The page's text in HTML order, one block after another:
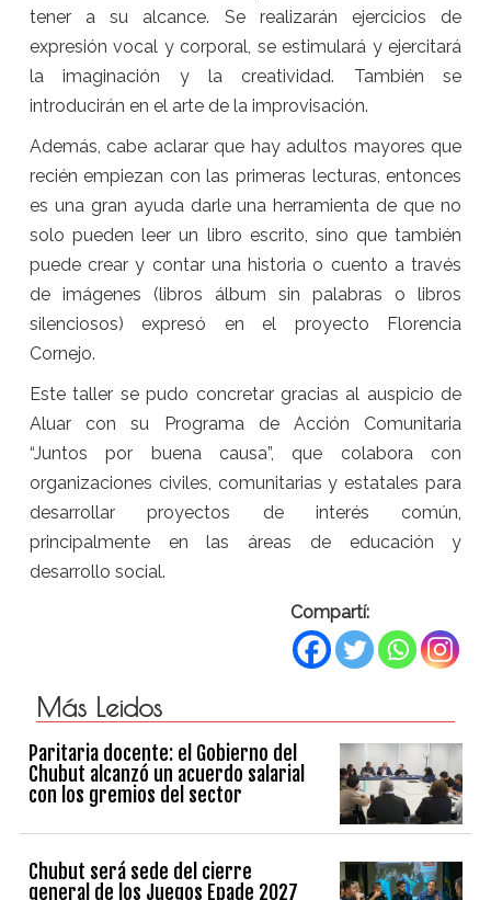
tener a su alcance. Se realizarán ejercicios de
expresión vocal y corporal, se estimulará y ejercitará
la imaginación y la creatividad. También se
introducirán en el arte de la improvisación.
Además, cabe aclarar que hay adultos mayores que
recién empiezan con las primeras lecturas, entonces
es una gran ayuda darle una herramienta de que no
solo pueden leer un libro escrito, sino que también
puede crear y contar una historia o cuento a través
de imágenes (libros álbum sin palabras o libros
silenciosos) expresó en el proyecto Florencia
Cornejo.
Este taller se pudo concretar gracias al auspicio de
Aluar con su Programa de Acción Comunitaria
“Juntos por buena causa”, que colabora con
organizaciones civiles, comunitarias y estatales para
desarrollar proyectos de interés común,
principalmente en las áreas de educación y
desarrollo social.
Compartí:
Más Leidos
Paritaria docente: el Gobierno del
Chubut alcanzó un acuerdo salarial
con los gremios del sector
Chubut será sede del cierre
general de los Juegos Epade 2027